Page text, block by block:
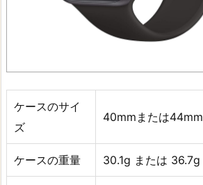
ケースのサイ
ズ
40mmまたは44mm
ケースの重量 30.1g または 36.7g